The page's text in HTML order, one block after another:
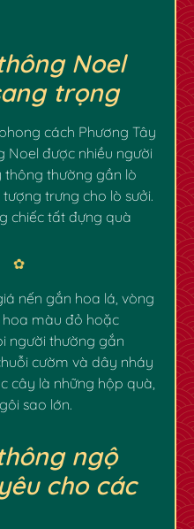
Noel
trọng
cách Phương Tây
Noel được nhiều người
thông thường gần lò
trưng cho lò sưởi.
chiếc tất đựng quà
nến gắn hoa lá, vòng
hoa màu đỏ hoặc
người thường gắn
cườm và dây nháy
cây là những hộp quà,
sao lớn.
ngộ
cho các